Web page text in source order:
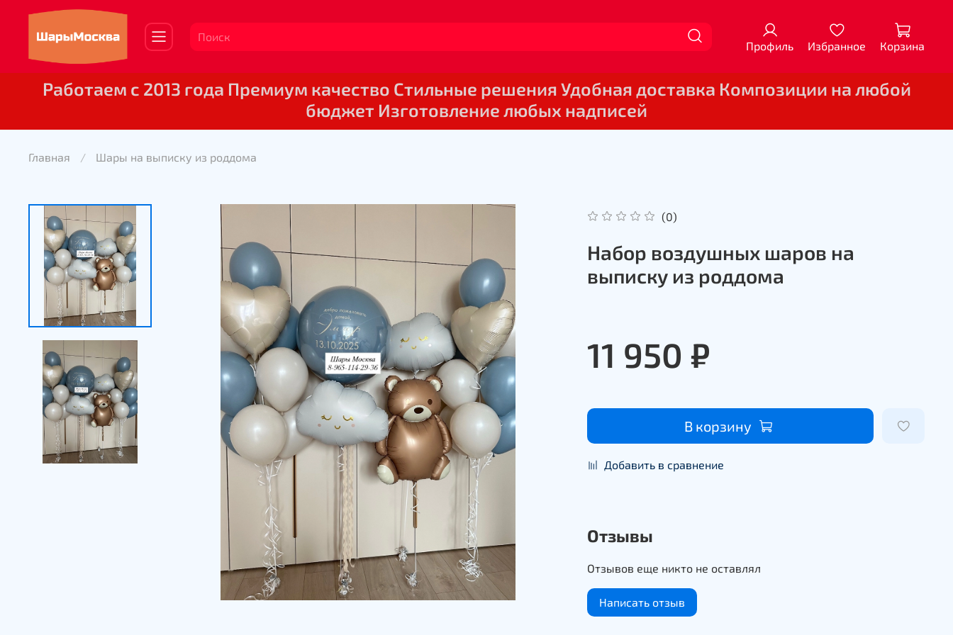
Профиль Избранное Корзина
Работаем с 2013 года Премиум качество Стильные решения Удобная доставка Композиции на любой
бюджет Изготовление любых надписей
Главная Шары на выписку из роддома
(0)
Набор воздушных шаров на
выписку из роддома
11 950 ₽
В корзину
Добавить в сравнение
Отзывы
Отзывов еще никто не оставлял
Написать отзыв